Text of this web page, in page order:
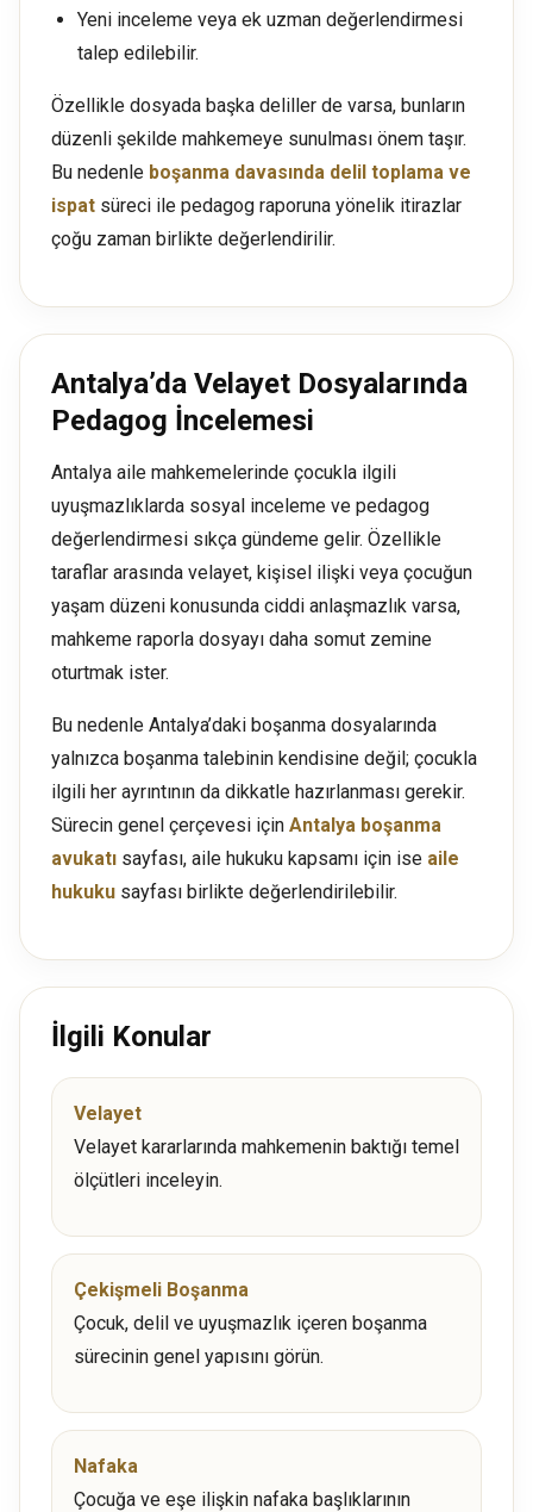
Yeni inceleme veya ek uzman değerlendirmesi
talep edilebilir.
Özellikle dosyada başka deliller de varsa, bunların
düzenli şekilde mahkemeye sunulması önem taşır.
Bu nedenle boşanma davasında delil toplama ve
ispat süreci ile pedagog raporuna yönelik itirazlar
çoğu zaman birlikte değerlendirilir.
Antalya’da Velayet Dosyalarında
Pedagog İncelemesi
Antalya aile mahkemelerinde çocukla ilgili
uyuşmazlıklarda sosyal inceleme ve pedagog
değerlendirmesi sıkça gündeme gelir. Özellikle
taraflar arasında velayet, kişisel ilişki veya çocuğun
yaşam düzeni konusunda ciddi anlaşmazlık varsa,
mahkeme raporla dosyayı daha somut zemine
oturtmak ister.
Bu nedenle Antalya’daki boşanma dosyalarında
yalnızca boşanma talebinin kendisine değil; çocukla
ilgili her ayrıntının da dikkatle hazırlanması gerekir.
Sürecin genel çerçevesi için Antalya boşanma
avukatı sayfası, aile hukuku kapsamı için ise aile
hukuku sayfası birlikte değerlendirilebilir.
İlgili Konular
Velayet
Velayet kararlarında mahkemenin baktığı temel
ölçütleri inceleyin.
Çekişmeli Boşanma
Çocuk, delil ve uyuşmazlık içeren boşanma
sürecinin genel yapısını görün.
Nafaka
Çocuğa ve eşe ilişkin nafaka başlıklarının